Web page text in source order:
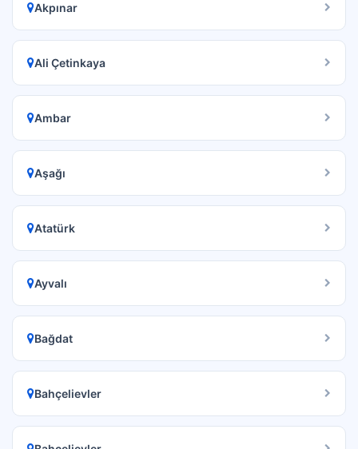
Akpınar
Ali Çetinkaya
Ambar
Aşağı
Atatürk
Ayvalı
Bağdat
Bahçelievler